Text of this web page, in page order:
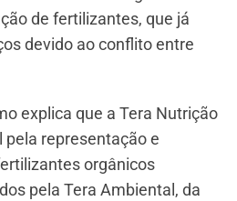
de fertilizantes, que já
devido ao conflito entre
explica que a Tera Nutrição
pela representação e
orgânicos
pela Tera Ambiental, da